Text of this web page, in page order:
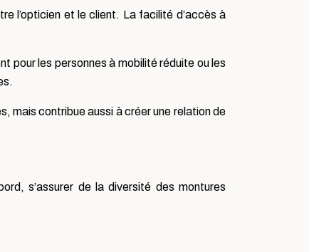
l’opticien et le client. La facilité d’accès à
pour les personnes à mobilité réduite ou les
mais contribue aussi à créer une relation de
s’assurer de la diversité des montures